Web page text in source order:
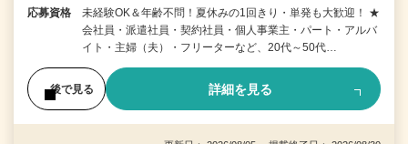
応募資格
未経験OK＆年齢不問！夏休みの1回きり・単発も大歓迎！ ★
会社員・派遣社員・契約社員・個人事業主・パート・アルバ
イト・主婦（夫）・フリーターなど、20代～50代…
後で見る 詳細を見る